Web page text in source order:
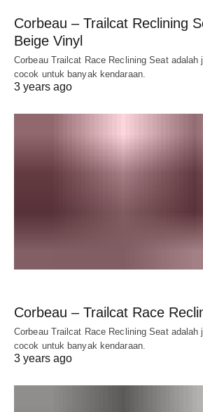
Corbeau – Trailcat Reclining
Beige Vinyl
Corbeau Trailcat Race Reclining Seat adalah
cocok untuk banyak kendaraan.
3 years ago
Corbeau – Trailcat Race
Corbeau Trailcat Race Reclining Seat adalah
cocok untuk banyak kendaraan.
3 years ago